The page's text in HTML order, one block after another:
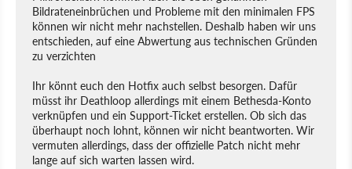
Bildrateneinbrüchen und Probleme mit den minimalen FPS
können wir nicht mehr nachstellen. Deshalb haben wir uns
entschieden, auf eine Abwertung aus technischen Gründen
zu verzichten
Ihr könnt euch den Hotfix auch selbst besorgen. Dafür
müsst ihr Deathloop allerdings mit einem Bethesda-Konto
verknüpfen und ein Support-Ticket erstellen. Ob sich das
überhaupt noch lohnt, können wir nicht beantworten. Wir
vermuten allerdings, dass der offizielle Patch nicht mehr
lange auf sich warten lassen wird.